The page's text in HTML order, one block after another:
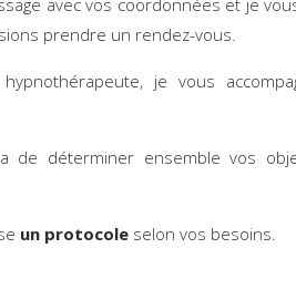
prendre un rendez-vous.
je vous
de déterminer ensemble vos
un protocoleselon vos besoins.